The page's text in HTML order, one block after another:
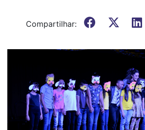
Compartilhar: